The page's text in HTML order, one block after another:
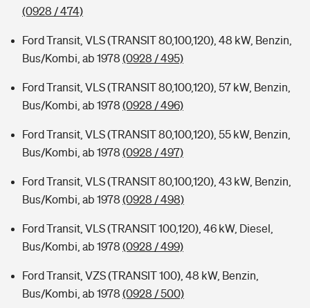
(0928 / 474)
Ford Transit, VLS (TRANSIT 80,100,120), 48 kW, Benzin,
Bus/Kombi, ab 1978 (0928 / 495)
Ford Transit, VLS (TRANSIT 80,100,120), 57 kW, Benzin,
Bus/Kombi, ab 1978 (0928 / 496)
Ford Transit, VLS (TRANSIT 80,100,120), 55 kW, Benzin,
Bus/Kombi, ab 1978 (0928 / 497)
Ford Transit, VLS (TRANSIT 80,100,120), 43 kW, Benzin,
Bus/Kombi, ab 1978 (0928 / 498)
Ford Transit, VLS (TRANSIT 100,120), 46 kW, Diesel,
Bus/Kombi, ab 1978 (0928 / 499)
Ford Transit, VZS (TRANSIT 100), 48 kW, Benzin,
Bus/Kombi, ab 1978 (0928 / 500)